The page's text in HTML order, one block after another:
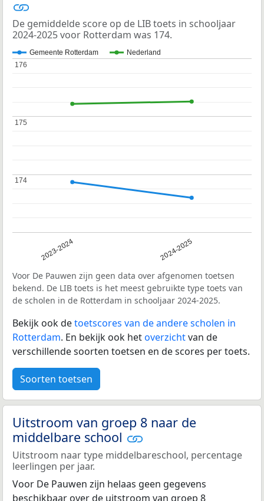
De gemiddelde score op de LIB toets in schooljaar
2024-2025 voor Rotterdam was 174.
Gemeente Rotterdam Nederland
2023-2024 2024-2025
174
174
175
175
176
176
Voor De Pauwen zijn geen data over afgenomen toetsen
bekend. De LIB toets is het meest gebruikte type toets van
de scholen in de Rotterdam in schooljaar 2024-2025.
Bekijk ook detoetscores van de andere scholen in
Rotterdam. En bekijk ook hetoverzichtvan de
verschillende soorten toetsen en de scores per toets.
Soorten toetsen
Uitstroom van groep 8 naar de
middelbare school
Uitstroom naar type middelbareschool, percentage
leerlingen per jaar.
Voor De Pauwen zijn helaas geen gegevens
beschikbaar over de uitstroom van groep 8